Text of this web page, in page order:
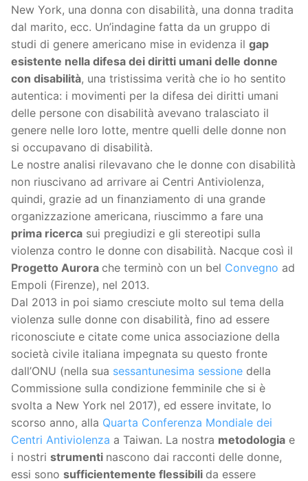
New York, una donna con disabilità, una donna tradita
dal marito, ecc. Un’indagine fatta da un gruppo di
studi di genere americano mise in evidenza il gap
esistente nella difesa dei diritti umani delle donne
con disabilità, una tristissima verità che io ho sentito
autentica: i movimenti per la difesa dei diritti umani
delle persone con disabilità avevano tralasciato il
genere nelle loro lotte, mentre quelli delle donne non
si occupavano di disabilità.
Le nostre analisi rilevavano che le donne con disabilità
non riuscivano ad arrivare ai Centri Antiviolenza,
quindi, grazie ad un finanziamento di una grande
organizzazione americana, riuscimmo a fare una
prima ricerca sui pregiudizi e gli stereotipi sulla
violenza contro le donne con disabilità. Nacque così il
Progetto Aurora che terminò con un bel Convegno ad
Empoli (Firenze), nel 2013.
Dal 2013 in poi siamo cresciute molto sul tema della
violenza sulle donne con disabilità, fino ad essere
riconosciute e citate come unica associazione della
società civile italiana impegnata su questo fronte
dall’ONU (nella sua sessantunesima sessione della
Commissione sulla condizione femminile che si è
svolta a New York nel 2017), ed essere invitate, lo
scorso anno, alla Quarta Conferenza Mondiale dei
Centri Antiviolenza a Taiwan. La nostra metodologia e
i nostri strumenti nascono dai racconti delle donne,
essi sono sufficientemente flessibili da essere